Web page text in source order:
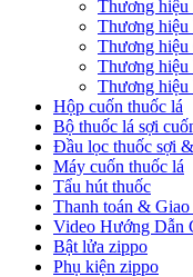
Thương
Thương hiệu
Thương hiệu
Thương hiệu
Thương hiệu
Hộp cuốn thuốc lá
Bộ thuốc lá sợi
Đầu lọc thuốc sợi
Máy cuốn thuốc lá
Tẩu hút thuốc
Thanh toán & Giao
Video Hướng Dẫn
Bật lửa zippo
Phụ kiện zippo